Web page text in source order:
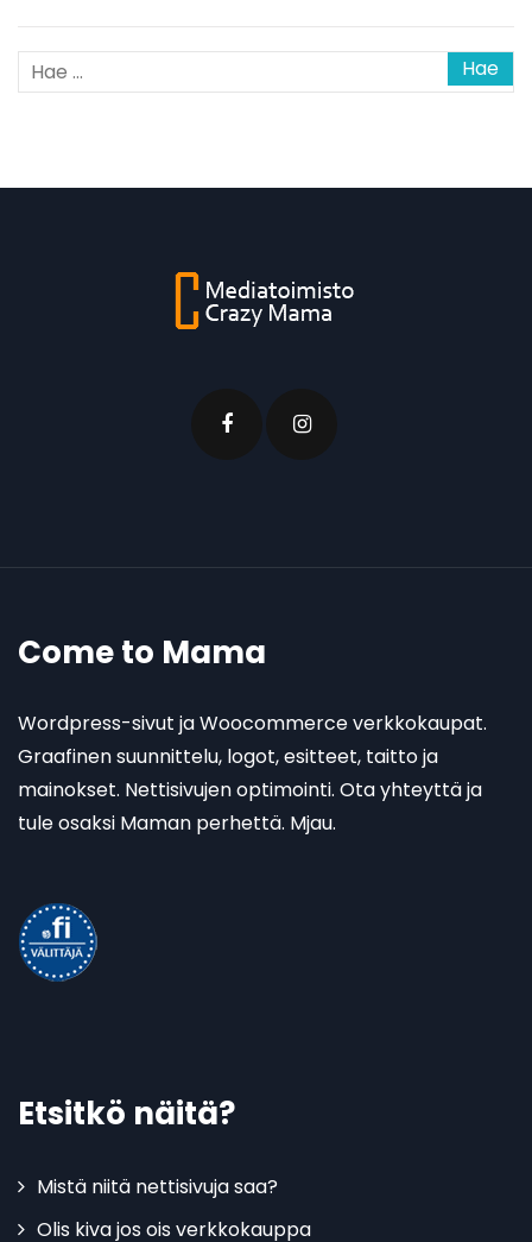
Come to Mama
Wordpress-sivut ja Woocommerce verkkokaupat.
Graafinen suunnittelu, logot, esitteet, taitto ja
mainokset. Nettisivujen optimointi. Ota yhteyttä ja
tule osaksi Maman perhettä. Mjau.
Etsitkö näitä?
Mistä niitä nettisivuja saa?
Olis kiva jos ois verkkokauppa